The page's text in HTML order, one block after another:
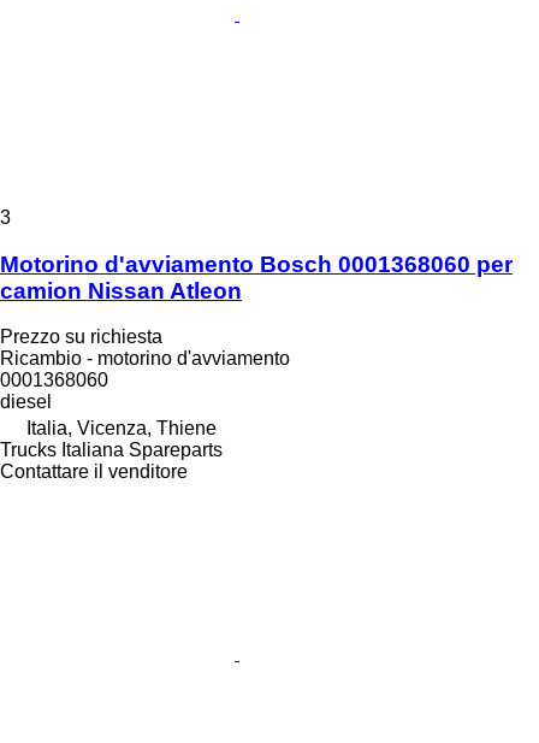
3
Motorino d'avviamento Bosch 0001368060 per
camion Nissan Atleon
Prezzo su richiesta
Ricambio - motorino d'avviamento
0001368060
diesel
Italia, Vicenza, Thiene
Trucks Italiana Spareparts
Contattare il venditore